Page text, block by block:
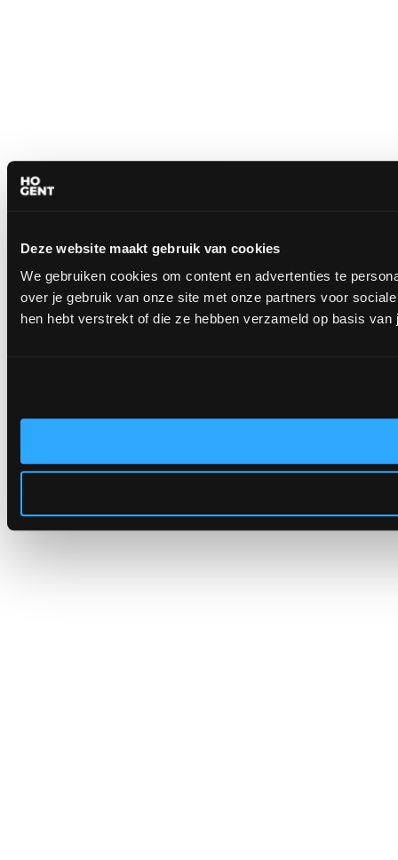
Deze website maakt gebruik van cookies
We gebruiken cookies om content en advertenties te
over je gebruik van onze site met onze partners voor
hen hebt verstrekt of die ze hebben verzameld op basis van